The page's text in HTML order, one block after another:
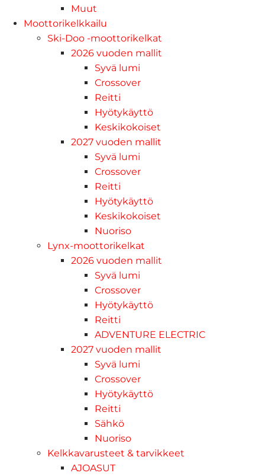
Muut
Moottorikelkkailu
Ski-Doo -moottorikelkat
2026 vuoden mallit
Syvä lumi
Crossover
Reitti
Hyötykäyttö
Keskikokoiset
2027 vuoden mallit
Syvä lumi
Crossover
Reitti
Hyötykäyttö
Keskikokoiset
Nuoriso
Lynx-moottorikelkat
2026 vuoden mallit
Syvä lumi
Crossover
Hyötykäyttö
Reitti
ADVENTURE ELECTRIC
2027 vuoden mallit
Syvä lumi
Crossover
Hyötykäyttö
Reitti
Sähkö
Nuoriso
Kelkkavarusteet & tarvikkeet
AJOASUT